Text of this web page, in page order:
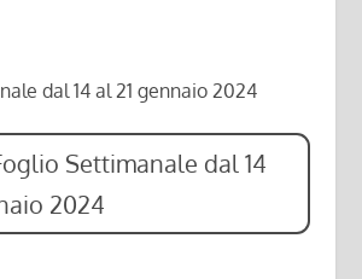
dal 14 al 21 gennaio 2024
Settimanale dal 14
2024